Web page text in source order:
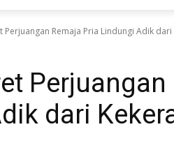
Perjuangan Remaja Pria Lindungi Adik
Perjuangan
dari